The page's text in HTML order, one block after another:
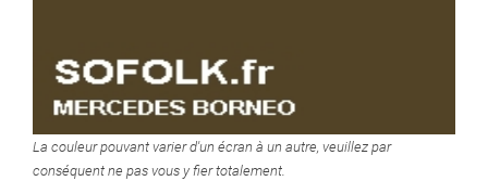
La couleur pouvant varier d'un écran à un autre, veuillez par
conséquent ne pas vous y fier totalement.